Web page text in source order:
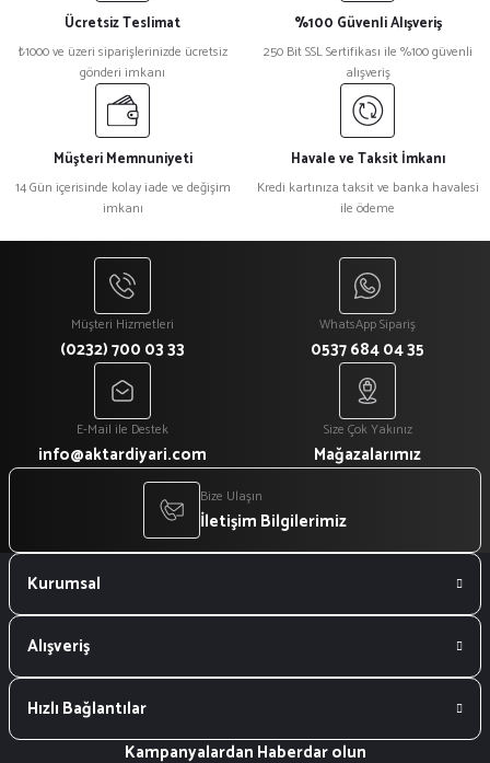
Ücretsiz Teslimat
₺1000 ve üzeri siparişlerinizde ücretsiz
gönderi imkanı
%100 Güvenli Alışveriş
250 Bit SSL Sertifikası ile %100 güvenli
alışveriş
Müşteri Memnuniyeti
14 Gün içerisinde kolay iade ve değişim
imkanı
Havale ve Taksit İmkanı
Kredi kartınıza taksit ve banka havalesi
ile ödeme
Müşteri Hizmetleri
(0232) 700 03 33
WhatsApp Sipariş
0537 684 04 35
E-Mail ile Destek
info@aktardiyari.com
Size Çok Yakınız
Mağazalarımız
Bize Ulaşın
İletişim Bilgilerimiz
Kurumsal
Alışveriş
Hızlı Bağlantılar
Kampanyalardan Haberdar olun